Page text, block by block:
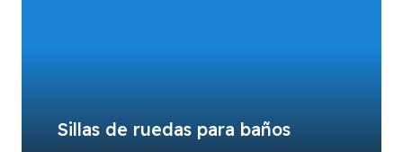
Sillas de ruedas para baños